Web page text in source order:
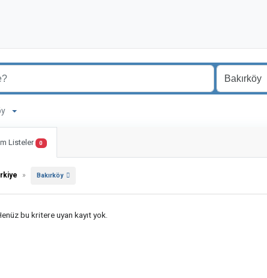
Listeler 0
» Bakırköy
bu kritere uyan kayıt yok.